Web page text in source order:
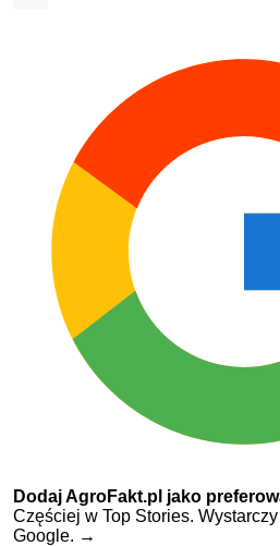
Dodaj AgroFakt.pl jako
Częściej w Top Stories.
Google. →